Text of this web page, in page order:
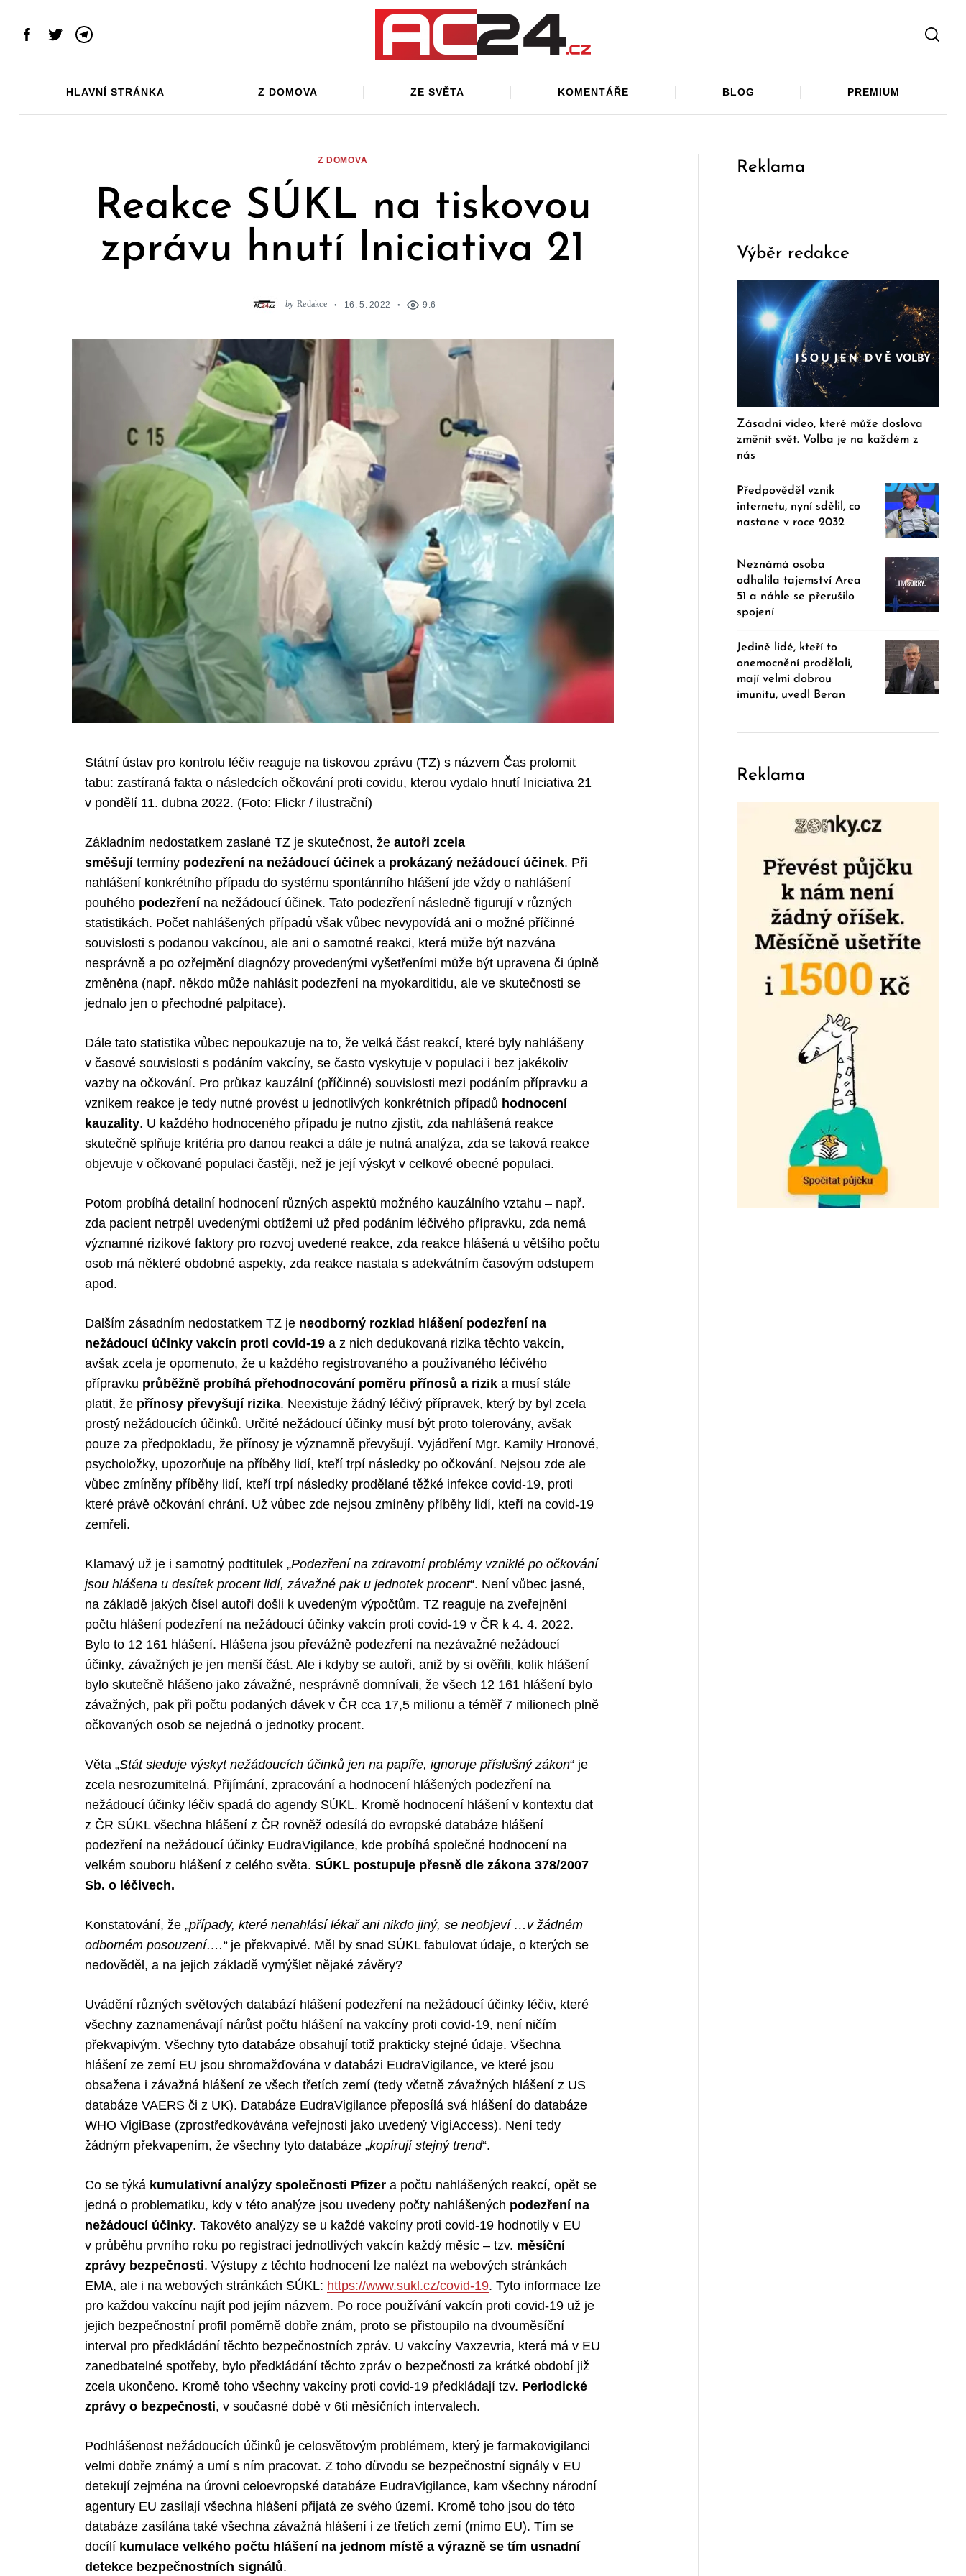
Facebook
TwitterTelegram
HLAVNÍ STRÁNKA Z DOMOVA ZE SVĚTA KOMENTÁŘE BLOG PREMIUM
Z DOMOVA
Reakce SÚKL na tiskovou
zprávu hnutí Iniciativa 21
by Redakce 16. 5. 2022 9.6
Státní ústav pro kontrolu léčiv reaguje na tiskovou zprávu (TZ) s názvem Čas prolomit
tabu: zastíraná fakta o následcích očkování proti covidu, kterou vydalo hnutí Iniciativa 21
v pondělí 11. dubna 2022. (Foto: Flickr / ilustrační)
Základním nedostatkem zaslané TZ je skutečnost, že autoři zcela
směšujítermíny podezření na nežádoucí účineka prokázaný nežádoucí účinek. Při
nahlášení konkrétního případu do systému spontánního hlášení jde vždy o nahlášení
pouhého podezřenína nežádoucí účinek. Tato podezření následně figurují v různých
statistikách. Počet nahlášených případů však vůbec nevypovídá ani o možné příčinné
souvislosti s podanou vakcínou, ale ani o samotné reakci, která může být nazvána
nesprávně a po ozřejmění diagnózy provedenými vyšetřeními může být upravena či úplně
změněna (např. někdo může nahlásit podezření na myokarditidu, ale ve skutečnosti se
jednalo jen o přechodné palpitace).
Dále tato statistika vůbec nepoukazuje na to, že velká část reakcí, které byly nahlášeny
v časové souvislosti s podáním vakcíny, se často vyskytuje v populaci i bez jakékoliv
vazby na očkování. Pro průkaz kauzální (příčinné) souvislosti mezi podáním přípravku a
vznikem reakce je tedy nutné provést u jednotlivých konkrétních případů hodnocení
kauzality. U každého hodnoceného případu je nutno zjistit, zda nahlášená reakce
skutečně splňuje kritéria pro danou reakci a dále je nutná analýza, zda se taková reakce
objevuje v očkované populaci častěji, než je její výskyt v celkové obecné populaci.
Potom probíhá detailní hodnocení různých aspektů možného kauzálního vztahu – např.
zda pacient netrpěl uvedenými obtížemi už před podáním léčivého přípravku, zda nemá
významné rizikové faktory pro rozvoj uvedené reakce, zda reakce hlášená u většího počtu
osob má některé obdobné aspekty, zda reakce nastala s adekvátním časovým odstupem
apod.
Dalším zásadním nedostatkem TZ je neodborný rozklad hlášení podezření na
nežádoucí účinky vakcín proti covid-19a z nich dedukovaná rizika těchto vakcín,
avšak zcela je opomenuto, že u každého registrovaného a používaného léčivého
přípravku průběžně probíhá přehodnocování poměru přínosů a rizika musí stále
platit, že přínosy převyšují rizika. Neexistuje žádný léčivý přípravek, který by byl zcela
prostý nežádoucích účinků. Určité nežádoucí účinky musí být proto tolerovány, avšak
pouze za předpokladu, že přínosy je významně převyšují. Vyjádření Mgr. Kamily Hronové,
psycholožky, upozorňuje na příběhy lidí, kteří trpí následky po očkování. Nejsou zde ale
vůbec zmíněny příběhy lidí, kteří trpí následky prodělané těžké infekce covid-19, proti
které právě očkování chrání. Už vůbec zde nejsou zmíněny příběhy lidí, kteří na covid-19
zemřeli.
Klamavý už je i samotný podtitulek „Podezření na zdravotní problémy vzniklé po očkování
jsou hlášena u desítek procent lidí, závažné pak u jednotek procent“. Není vůbec jasné,
na základě jakých čísel autoři došli k uvedeným výpočtům. TZ reaguje na zveřejnění
počtu hlášení podezření na nežádoucí účinky vakcín proti covid-19 v ČR k 4. 4. 2022.
Bylo to 12 161 hlášení. Hlášena jsou převážně podezření na nezávažné nežádoucí
účinky, závažných je jen menší část. Ale i kdyby se autoři, aniž by si ověřili, kolik hlášení
bylo skutečně hlášeno jako závažné, nesprávně domnívali, že všech 12 161 hlášení bylo
závažných, pak při počtu podaných dávek v ČR cca 17,5 milionu a téměř 7 milionech plně
očkovaných osob se nejedná o jednotky procent.
Věta „Stát sleduje výskyt nežádoucích účinků jen na papíře, ignoruje příslušný zákon“ je
zcela nesrozumitelná. Přijímání, zpracování a hodnocení hlášených podezření na
nežádoucí účinky léčiv spadá do agendy SÚKL. Kromě hodnocení hlášení v kontextu dat
z ČR SÚKL všechna hlášení z ČR rovněž odesílá do evropské databáze hlášení
podezření na nežádoucí účinky EudraVigilance, kde probíhá společné hodnocení na
velkém souboru hlášení z celého světa. SÚKL postupuje přesně dle zákona 378/2007
Sb. o léčivech.
Konstatování, že „případy, které nenahlásí lékař ani nikdo jiný, se neobjeví …v žádném
odborném posouzení….“je překvapivé. Měl by snad SÚKL fabulovat údaje, o kterých se
nedověděl, a na jejich základě vymýšlet nějaké závěry?
Uvádění různých světových databází hlášení podezření na nežádoucí účinky léčiv, které
všechny zaznamenávají nárůst počtu hlášení na vakcíny proti covid-19, není ničím
překvapivým. Všechny tyto databáze obsahují totiž prakticky stejné údaje. Všechna
hlášení ze zemí EU jsou shromažďována v databázi EudraVigilance, ve které jsou
obsažena i závažná hlášení ze všech třetích zemí (tedy včetně závažných hlášení z US
databáze VAERS či z UK). Databáze EudraVigilance přeposílá svá hlášení do databáze
WHO VigiBase (zprostředkovávána veřejnosti jako uvedený VigiAccess). Není tedy
žádným překvapením, že všechny tyto databáze „kopírují stejný trend“.
Co se týká kumulativní analýzy společnosti Pfizera počtu nahlášených reakcí, opět se
jedná o problematiku, kdy v této analýze jsou uvedeny počty nahlášených podezření na
nežádoucí účinky. Takovéto analýzy se u každé vakcíny proti covid-19 hodnotily v EU
v průběhu prvního roku po registraci jednotlivých vakcín každý měsíc – tzv. měsíční
zprávy bezpečnosti. Výstupy z těchto hodnocení lze nalézt na webových stránkách
EMA, ale i na webových stránkách SÚKL: https://www.sukl.cz/covid-19. Tyto informace lze
pro každou vakcínu najít pod jejím názvem. Po roce používání vakcín proti covid-19 už je
jejich bezpečnostní profil poměrně dobře znám, proto se přistoupilo na dvouměsíční
interval pro předkládání těchto bezpečnostních zpráv. U vakcíny Vaxzevria, která má v EU
zanedbatelné spotřeby, bylo předkládání těchto zpráv o bezpečnosti za krátké období již
zcela ukončeno. Kromě toho všechny vakcíny proti covid-19 předkládají tzv. Periodické
zprávy o bezpečnosti, v současné době v 6ti měsíčních intervalech.
Podhlášenost nežádoucích účinků je celosvětovým problémem, který je farmakovigilanci
velmi dobře známý a umí s ním pracovat. Z toho důvodu se bezpečnostní signály v EU
detekují zejména na úrovni celoevropské databáze EudraVigilance, kam všechny národní
agentury EU zasílají všechna hlášení přijatá ze svého území. Kromě toho jsou do této
databáze zasílána také všechna závažná hlášení i ze třetích zemí (mimo EU). Tím se
docílí kumulace velkého počtu hlášení na jednom místě a výrazně se tím usnadní
detekce bezpečnostních signálů.
Reklama
Výběr redakce
Zásadní video, které může doslova
změnit svět. Volba je na každém z
nás
Předpověděl vznik
internetu, nyní sdělil, co
nastane v roce 2032
Neznámá osoba
odhalila tajemství Area
51 a náhle se přerušilo
spojení
Jedině lidé, kteří to
onemocnění prodělali,
mají velmi dobrou
imunitu, uvedl Beran
Reklama
for: